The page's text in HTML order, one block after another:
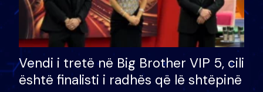
Vendi i tretë në Big Brother VIP 5, cili
është finalisti i radhës që lë shtëpinë